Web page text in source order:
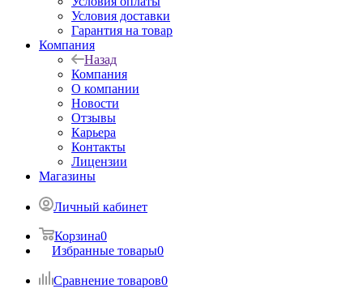
Условия доставки
Гарантия на товар
Компания
Назад
Компания
О компании
Новости
Отзывы
Карьера
Контакты
Лицензии
Магазины
Личный кабинет
Корзина0
Избранные товары0
Сравнение товаров0